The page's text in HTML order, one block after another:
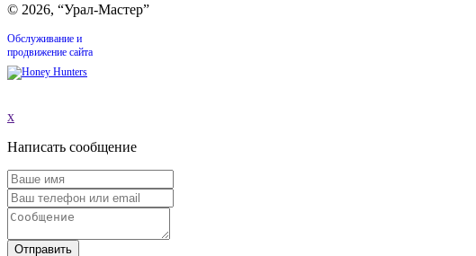
© 2026, “Урал-Мастер”
Обслуживание и
продвижение сайта
x
Написать сообщение
Отправить